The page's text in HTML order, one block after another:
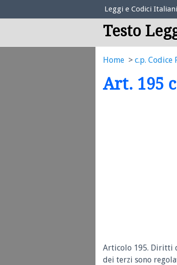
Elenco Codici Legali
Leggi e Codici Italiani
Testo
Home c.p. Codice
Art. 195
Articolo 195. Diritti
dei terzi sono